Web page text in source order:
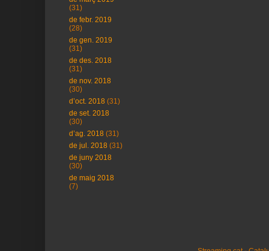
(31)
de febr. 2019
(28)
de gen. 2019
(31)
de des. 2018
(31)
de nov. 2018
(30)
d’oct. 2018 (31)
de set. 2018
(30)
d’ag. 2018 (31)
de jul. 2018 (31)
de juny 2018
(30)
de maig 2018
(7)